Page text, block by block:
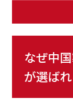
なぜ中
が選ば